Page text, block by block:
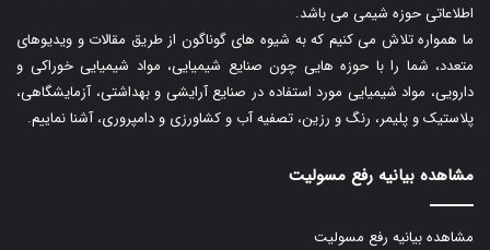
اطلاعاتی حوزه شیمی می باشد.
ما همواره تلاش می کنیم که به شیوه های گوناگون از طریق مقالات و ویدیوهای
متعدد، شما را با حوزه هایی چون صنایع شیمیایی، مواد شیمیایی خوراکی و
دارویی، مواد شیمیایی مورد استفاده در صنایع آرایشی و بهداشتی، آزمایشگاهی،
پلاستیک و پلیمر، رنگ و رزین، تصفیه آب و کشاورزی و دامپروری، آشنا نماییم.
مشاهده بیانیه رفع مسولیت
مشاهده بیانیه رفع مسولیت